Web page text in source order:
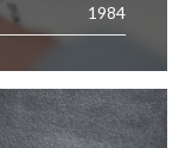
1984